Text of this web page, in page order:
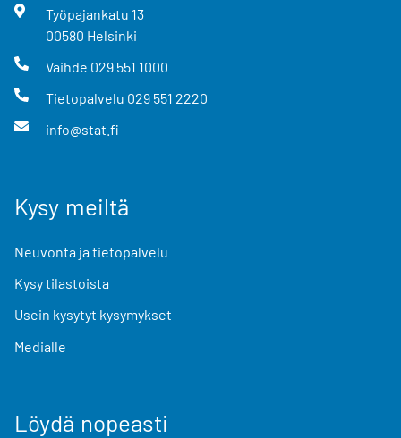
Työpajankatu 13
00580 Helsinki
Vaihde 029 551 1000
Tietopalvelu 029 551 2220
info@stat.fi
Kysy meiltä
Neuvonta ja tietopalvelu
Kysy tilastoista
Usein kysytyt kysymykset
Medialle
Löydä nopeasti